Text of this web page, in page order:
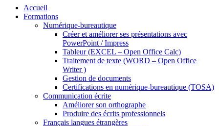
Accueil
Formations
Numérique-bureautique
Créer et améliorer ses présentations avec
PowerPoint / Impress
Tableur (EXCEL – Open Office Calc)
Traitement de texte (WORD – Open Office
Writer )
Gestion de documents
Certifications en numérique-bureautique (TOSA)
Communication écrite
Améliorer son orthographe
Produire des écrits professionnels
Français langues étrangères